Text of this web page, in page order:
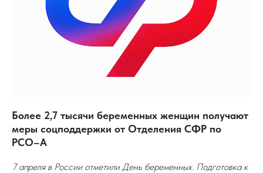
Более 2,7 тысячи беременных женщин получают
меры соцподдержки от Отделения СФР по
РСО–А
7 апреля в России отметили День беременных. Подготовка к